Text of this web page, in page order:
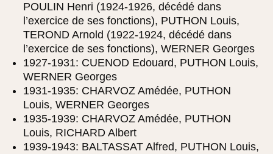
POULIN Henri (1924-1926, décédé dans
l’exercice de ses fonctions), PUTHON Louis,
TEROND Arnold (1922-1924, décédé dans
l’exercice de ses fonctions), WERNER Georges
1927-1931: CUENOD Edouard, PUTHON Louis,
WERNER Georges
1931-1935: CHARVOZ Amédée, PUTHON
Louis, WERNER Georges
1935-1939: CHARVOZ Amédée, PUTHON
Louis, RICHARD Albert
1939-1943: BALTASSAT Alfred, PUTHON Louis,